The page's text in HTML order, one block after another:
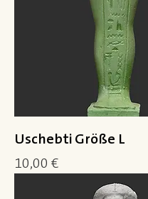
Uschebti Größe L
Preis
10,00 €